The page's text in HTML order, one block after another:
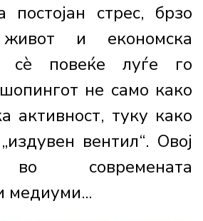
стрес, брзо
и економска
сè повеќе луѓе го
не само како
активност, туку како
вентил“. Овој
современата
медиуми...